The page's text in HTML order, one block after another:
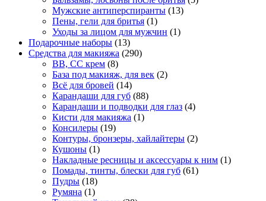
Мужские антиперспиранты (13)
Пены, гели для бритья (1)
Уходы за лицом для мужчин (1)
Подарочные наборы (13)
Средства для макияжа (290)
BB, CC крем (8)
База под макияж, для век (2)
Всё для бровей (14)
Карандаши для губ (88)
Карандаши и подводки для глаз (4)
Кисти для макияжа (1)
Консилеры (19)
Контуры, бронзеры, хайлайтеры (2)
Кушоны (1)
Накладные ресницы и аксессуары к ним (1)
Помады, тинты, блески для губ (61)
Пудры (18)
Румяна (1)